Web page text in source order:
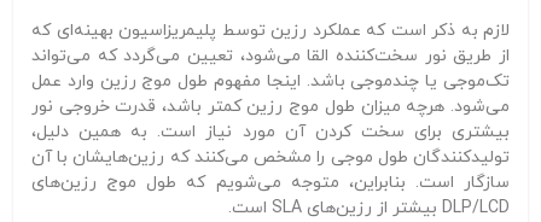
لازم به ذکر است که عملکرد رزین توسط پلیمریزاسیون بهینه‌ای که
از طریق نور سخت‌کننده القا می‌شود، تعیین می‌گردد که می‌تواند
تک‌موجی یا چندموجی باشد. اینجا مفهوم طول موج رزین وارد عمل
می‌شود. هرچه میزان طول موج رزین کمتر باشد، قدرت خروجی نور
بیشتری برای سخت کردن آن مورد نیاز است. به همین دلیل،
تولیدکنندگان طول موجی را مشخص می‌کنند که رزین‌هایشان با آن
سازگار است. بنابراین، متوجه می‌شویم که طول موج رزین‌های
DLP/LCD بیشتر از رزین‌های SLA است.